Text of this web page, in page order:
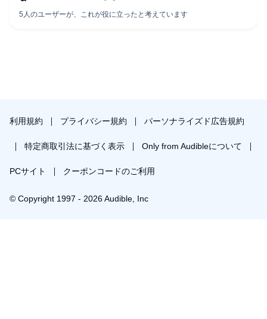
利用規約 プライバシー規約 パーソナライズド広告規約
特定商取引法に基づく表示 Only from Audibleについて
PCサイト クーポンコードのご利用
© Copyright 1997 - 2026 Audible, Inc